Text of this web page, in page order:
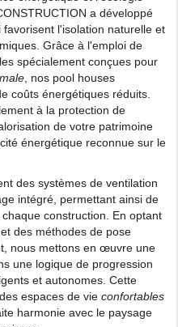
a développé
l'isolation naturelle et
Grâce à l'emploi de
spécialement conçues pour
, nos pool houses
coûts énergétiques réduits.
à la protection de
de votre patrimoine
énergétique reconnue sur le
des systèmes de ventilation
intégré, permettant ainsi de
construction. En optant
des méthodes de pose
nous mettons en œuvre une
une logique de progression
et autonomes. Cette
espaces de vie confortables
harmonie avec le paysage